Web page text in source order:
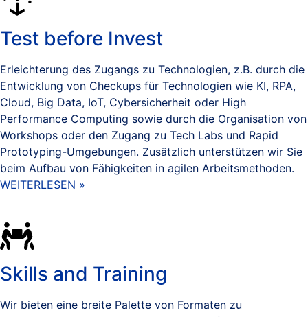
Test before Invest
Erleichterung des Zugangs zu Technologien, z.B. durch die
Entwicklung von Checkups für Technologien wie KI, RPA,
Cloud, Big Data, IoT, Cybersicherheit oder High
Performance Computing sowie durch die Organisation von
Workshops oder den Zugang zu Tech Labs und Rapid
Prototyping-Umgebungen. Zusätzlich unterstützen wir Sie
beim Aufbau von Fähigkeiten in agilen Arbeitsmethoden.
WEITERLESEN »
Skills and Training
Wir bieten eine breite Palette von Formaten zu